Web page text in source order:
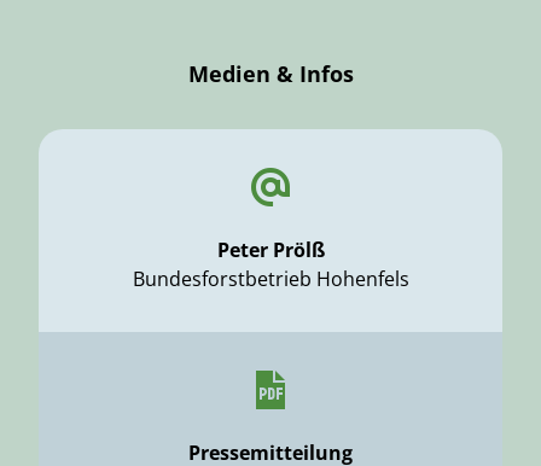
Medien & Infos
Peter Prölß
Bundesforstbetrieb Hohenfels
Pressemitteilung